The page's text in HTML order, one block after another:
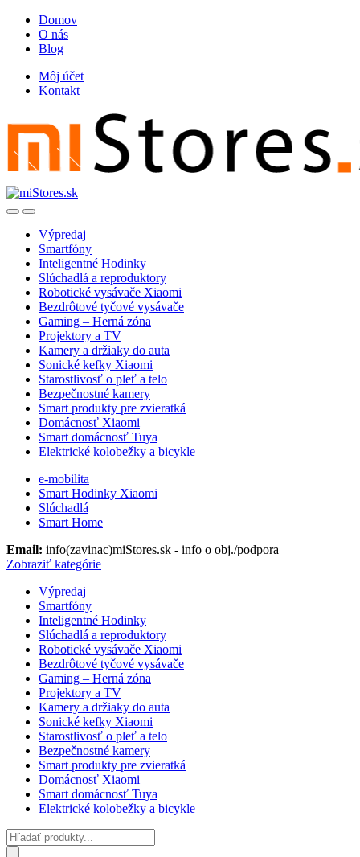
Skip
navigation
Skip
content
Domov
O nás
Blog
Môj účet
Kontakt
OpenClose
Výpredaj
Smartfóny
Inteligentné Hodinky
Slúchadlá a reproduktory
Robotické vysávače Xiaomi
Bezdrôtové tyčové vysávače
Gaming – Herná zóna
Projektory a TV
Kamery a držiaky do auta
Sonické kefky Xiaomi
Starostlivosť o pleť a telo
Bezpečnostné kamery
Smart produkty pre zvieratká
Domácnosť Xiaomi
Smart domácnosť Tuya
Elektrické kolobežky a bicykle
e-mobilita
Smart Hodinky Xiaomi
Slúchadlá
Smart Home
Email: info(zavinac)miStores.sk - info o obj./podpora
Zobraziť kategórie
Výpredaj
Smartfóny
Inteligentné Hodinky
Slúchadlá a reproduktory
Robotické vysávače Xiaomi
Bezdrôtové tyčové vysávače
Gaming – Herná zóna
Projektory a TV
Kamery a držiaky do auta
Sonické kefky Xiaomi
Starostlivosť o pleť a telo
Bezpečnostné kamery
Smart produkty pre zvieratká
Domácnosť Xiaomi
Smart domácnosť Tuya
Elektrické kolobežky a bicykle
Products
search